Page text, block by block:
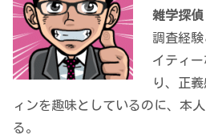
雑学探偵
調査経
イティ
り、正
ィンを趣味としているのに、本
る。